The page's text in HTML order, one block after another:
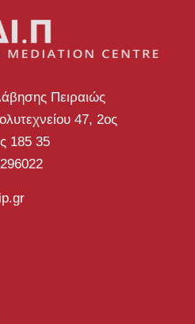
Πειραιώς
47, 2ος
185 35